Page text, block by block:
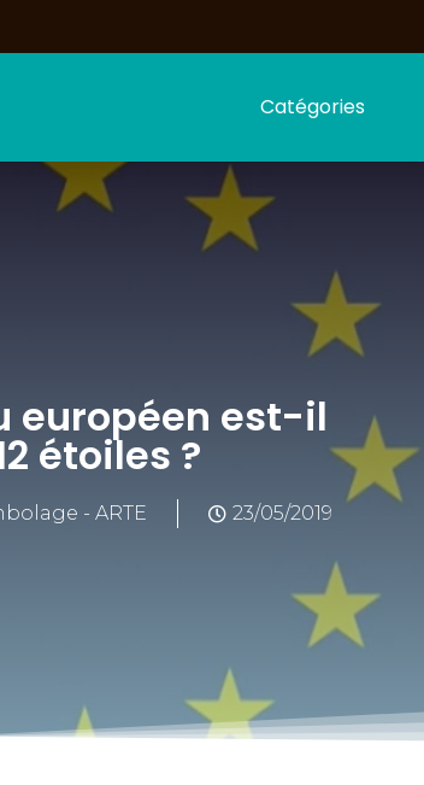
Catégories
européen est-il
étoiles ?
- ARTE 23/05/2019